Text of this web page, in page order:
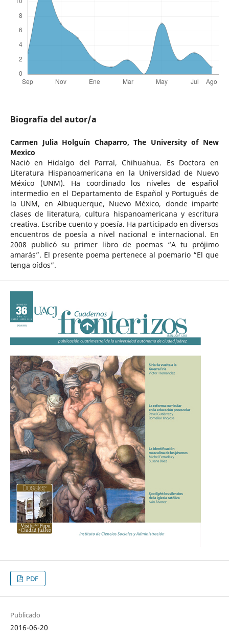
Biografía del autor/a
Carmen Julia Holguín Chaparro,The University of New
Mexico
Nació en Hidalgo del Parral, Chihuahua. Es Doctora en
Literatura Hispanoamericana en la Universidad de Nuevo
México (UNM). Ha coordinado los niveles de español
intermedio en el Departamento de Español y Portugués de
la UNM, en Albuquerque, Nuevo México, donde imparte
clases de literatura, cultura hispanoamericana y escritura
creativa. Escribe cuento y poesía. Ha participado en diversos
encuentros de poesía a nivel nacional e internacional. En
2008 publicó su primer libro de poemas “A tu prójimo
amarás”. El presente poema pertenece al poemario “El que
tenga oídos”.
PDF
Publicado
2016-06-20